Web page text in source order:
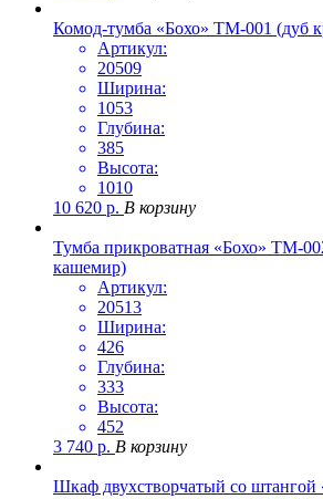
Комод-тумба «Бохо» ТМ-001 (дуб
Артикул:
20509
Ширина:
1053
Глубина:
385
Высота:
1010
10 620 р. В корзину
Тумба прикроватная «Бохо» ТМ-
кашемир)
Артикул:
20513
Ширина:
426
Глубина:
333
Высота:
452
3 740 р. В корзину
Шкаф двухстворчатый со